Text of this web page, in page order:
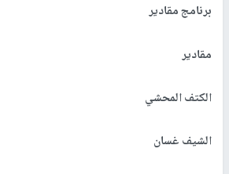
برنامج مقادير
مقادير
الكتف المحشي
الشيف غسان